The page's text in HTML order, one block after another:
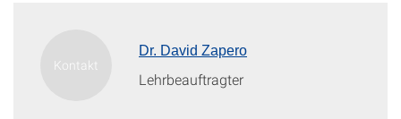
Dr. David Zapero
Lehrbeauftragter